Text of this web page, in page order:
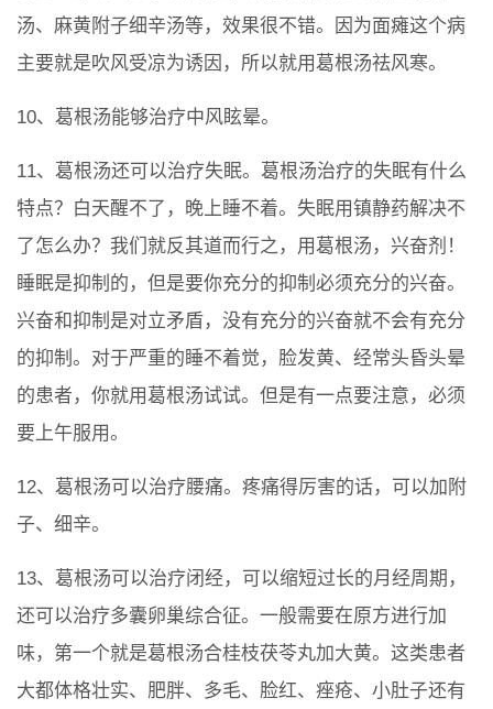
汤、麻黄附子细辛汤等，效果很不错。因为面瘫这个病
主要就是吹风受凉为诱因，所以就用葛根汤祛风寒。
10、葛根汤能够治疗中风眩晕。
11、葛根汤还可以治疗失眠。葛根汤治疗的失眠有什么
特点？白天醒不了，晚上睡不着。失眠用镇静药解决不
了怎么办？我们就反其道而行之，用葛根汤，兴奋剂！
睡眠是抑制的，但是要你充分的抑制必须充分的兴奋。
兴奋和抑制是对立矛盾，没有充分的兴奋就不会有充分
的抑制。对于严重的睡不着觉，脸发黄、经常头昏头晕
的患者，你就用葛根汤试试。但是有一点要注意，必须
要上午服用。
12、葛根汤可以治疗腰痛。疼痛得厉害的话，可以加附
子、细辛。
13、葛根汤可以治疗闭经，可以缩短过长的月经周期，
还可以治疗多囊卵巢综合征。一般需要在原方进行加
味，第一个就是葛根汤合桂枝茯苓丸加大黄。这类患者
大都体格壮实、肥胖、多毛、脸红、痤疮、小肚子还有